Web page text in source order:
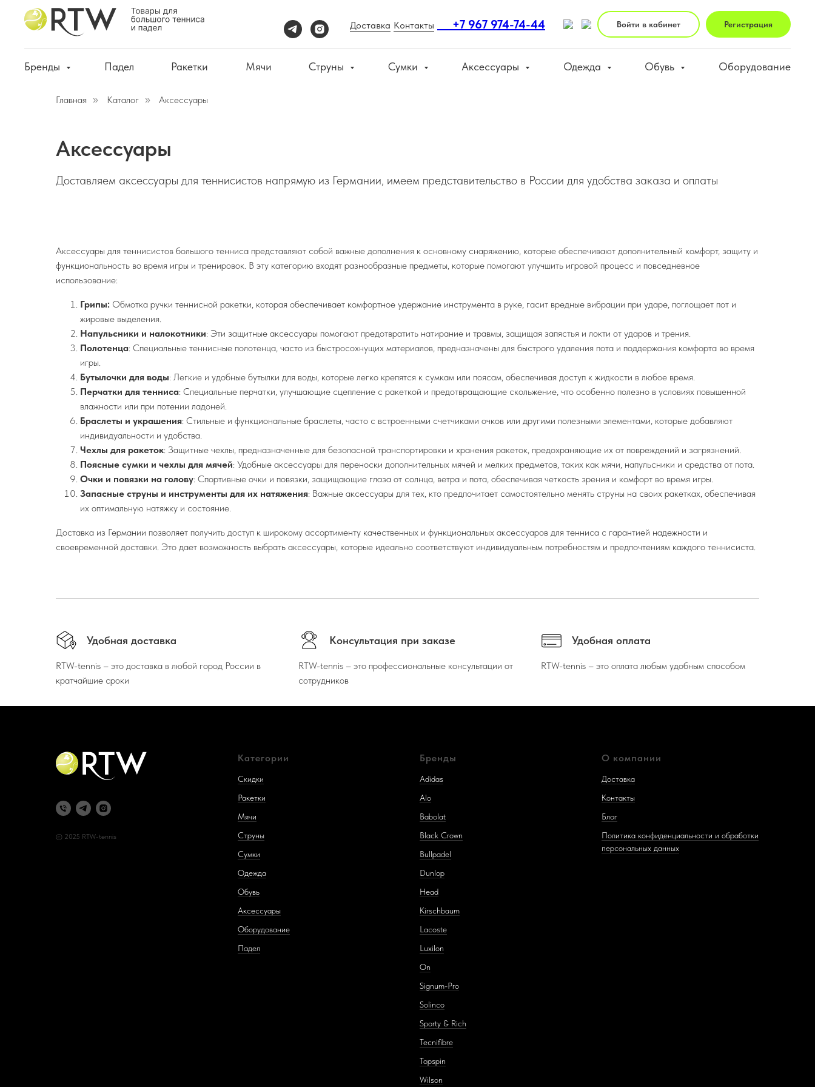
Доставка Контакты +7 967 974-74-44 Войти в кабинет Регистрация
Бренды Падел Ракетки Мячи Струны Сумки Аксессуары Одежда Обувь Оборудование
Главная » Каталог » Аксессуары
Аксессуары
Доставляем аксессуары для теннисистов напрямую из Германии, имеем представительство в России для удобства заказа и оплаты
Аксессуары для теннисистов большого тенниса представляют собой важные дополнения к основному снаряжению, которые обеспечивают дополнительный комфорт, защиту и
функциональность во время игры и тренировок. В эту категорию входят разнообразные предметы, которые помогают улучшить игровой процесс и повседневное
использование:
Грипы: Обмотка ручки теннисной ракетки, которая обеспечивает комфортное удержание инструмента в руке, гасит вредные вибрации при ударе, поглощает пот и
жировые выделения.
Напульсники и налокотники: Эти защитные аксессуары помогают предотвратить натирание и травмы, защищая запястья и локти от ударов и трения.
Полотенца: Специальные теннисные полотенца, часто из быстросохнущих материалов, предназначены для быстрого удаления пота и поддержания комфорта во время
игры.
Бутылочки для воды: Легкие и удобные бутылки для воды, которые легко крепятся к сумкам или поясам, обеспечивая доступ к жидкости в любое время.
Перчатки для тенниса: Специальные перчатки, улучшающие сцепление с ракеткой и предотвращающие скольжение, что особенно полезно в условиях повышенной
влажности или при потении ладоней.
Браслеты и украшения: Стильные и функциональные браслеты, часто с встроенными счетчиками очков или другими полезными элементами, которые добавляют
индивидуальности и удобства.
Чехлы для ракеток: Защитные чехлы, предназначенные для безопасной транспортировки и хранения ракеток, предохраняющие их от повреждений и загрязнений.
Поясные сумки и чехлы для мячей: Удобные аксессуары для переноски дополнительных мячей и мелких предметов, таких как мячи, напульсники и средства от пота.
Очки и повязки на голову: Спортивные очки и повязки, защищающие глаза от солнца, ветра и пота, обеспечивая четкость зрения и комфорт во время игры.
Запасные струны и инструменты для их натяжения: Важные аксессуары для тех, кто предпочитает самостоятельно менять струны на своих ракетках, обеспечивая
их оптимальную натяжку и состояние.
Доставка из Германии позволяет получить доступ к широкому ассортименту качественных и функциональных аксессуаров для тенниса с гарантией надежности и
своевременной доставки. Это дает возможность выбрать аксессуары, которые идеально соответствуют индивидуальным потребностям и предпочтениям каждого теннисиста.
Удобная доставка
RTW-tennis – это доставка в любой город России в
кратчайшие сроки
Консультация при заказе
RTW-tennis – это профессиональные консультации от
сотрудников
Удобная оплата
RTW-tennis – это оплата любым удобным способом
© 2025 RTW-tennis
Категории
Скидки
Ракетки
Мячи
Струны
Сумки
Одежда
Обувь
Аксессуары
Оборудование
Падел
Бренды
Adidas
Alo
Babolat
Black Crown
Bullpadel
Dunlop
Head
Kirschbaum
Lacoste
Luxilon
On
Signum-Pro
Solinco
Sporty & Rich
Tecnifibre
Topspin
Wilson
О компании
Доставка
Контакты
Блог
Политика конфиденциальности и обработки
персональных данных